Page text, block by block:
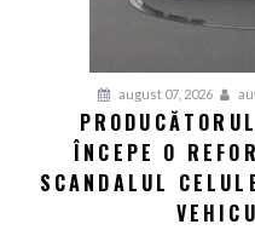
august 07, 2026
ÎNCEPE O
SCANDALUL